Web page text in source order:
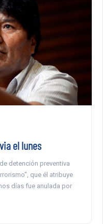
el lunes
detención preventiva
que él atribuye
días fue anulada por